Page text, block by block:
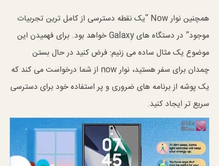
همچنین نوار Now “یک نقطه دسترسی از کامل ترین تجربیات
موجود” در دستگاه های Galaxy خواهد بود. برای فهمیدن این
موضوع یک مثال ساده می زنیم: فرض کنید در حال بستن
چمدان برای سفر هستید، نوار now از شما درخواست می کند که
یک پوشه از برنامه های ضروری و پر استفاده خود برای دسترسی
سریع تر ایجاد کنید.